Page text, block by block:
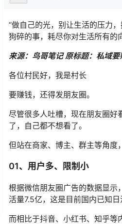
“做自己的光，别让生活的压力
狗碎的事，耗尽你对生活所有的
来源：鸟哥笔记 原标题：私域要
各位村民好，我是村长
要赚钱，还得发朋友圈。
尽管很多人吐槽，现在朋友圈好
了，自己都不想看了。
但站在商家、博主、群主等角度
01、用户多、限制小
根据微信朋友圈广告的数据显示
活量7.5亿，这是目前国内已知日
而相比于抖音、小红书、知乎等